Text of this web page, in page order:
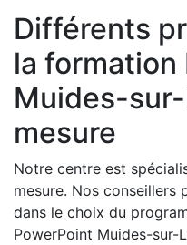
Différents
la formation
Muides-
mesure
Notre centre est
mesure. Nos conseillers
dans le choix du
PowerPoint Muides-sur-